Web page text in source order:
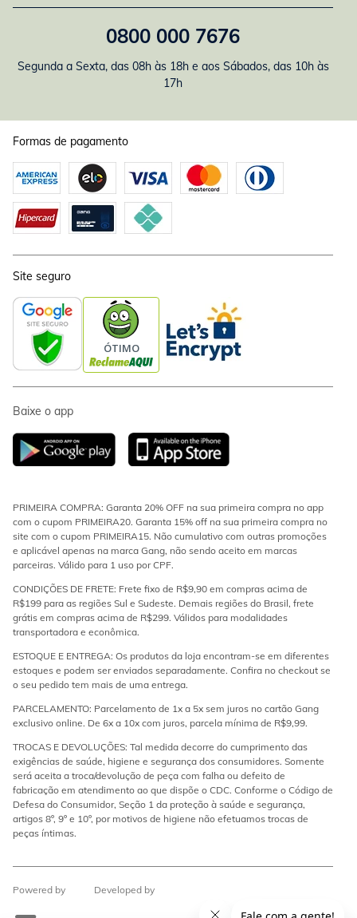
0800 000 7676
Segunda a Sexta, das 08h às 18h e aos Sábados, das 10h às
17h
Formas de pagamento
Site seguro
Baixe o app
PRIMEIRA COMPRA: Garanta 20% OFF na sua primeira compra no app
com o cupom PRIMEIRA20. Garanta 15% off na sua primeira compra no
site com o cupom PRIMEIRA15. Não cumulativo com outras promoções
e aplicável apenas na marca Gang, não sendo aceito em marcas
parceiras. Válido para 1 uso por CPF.
CONDIÇÕES DE FRETE: Frete fixo de R$9,90 em compras acima de
R$199 para as regiões Sul e Sudeste. Demais regiões do Brasil, frete
grátis em compras acima de R$299. Válidos para modalidades
transportadora e econômica.
ESTOQUE E ENTREGA: Os produtos da loja encontram-se em diferentes
estoques e podem ser enviados separadamente. Confira no checkout se
o seu pedido tem mais de uma entrega.
PARCELAMENTO: Parcelamento de 1x a 5x sem juros no cartão Gang
exclusivo online. De 6x a 10x com juros, parcela mínima de R$9,99.
TROCAS E DEVOLUÇÕES: Tal medida decorre do cumprimento das
exigências de saúde, higiene e segurança dos consumidores. Somente
será aceita a troca/devolução de peça com falha ou defeito de
fabricação em atendimento ao que dispõe o CDC. Conforme o Código de
Defesa do Consumidor, Seção 1 da proteção à saúde e segurança,
artigos 8º, 9º e 10º, por motivos de higiene não efetuamos trocas de
peças íntimas.
Powered by Developed by